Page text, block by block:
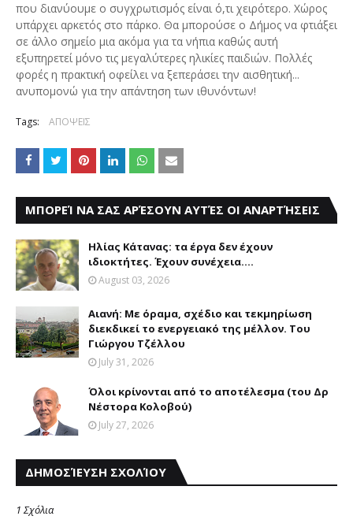
που διανύουμε ο συγχρωτισμός είναι ό,τι χειρότερο. Χώρος
υπάρχει αρκετός στο πάρκο. Θα μπορούσε ο Δήμος να φτιάξει
σε άλλο σημείο μια ακόμα για τα νήπια καθώς αυτή
εξυπηρετεί μόνο τις μεγαλύτερες ηλικίες παιδιών. Πολλές
φορές η πρακτική οφείλει να ξεπεράσει την αισθητική...
ανυπομονώ για την απάντηση των ιθυνόντων!
Tags: ΑΠΟΨΕΙΣ
ΜΠΟΡΕΊ ΝΑ ΣΑΣ ΑΡΈΣΟΥΝ ΑΥΤΈΣ ΟΙ ΑΝΑΡΤΉΣΕΙΣ
Ηλίας Κάτανας: τα έργα δεν έχουν
ιδιοκτήτες. Έχουν συνέχεια....
August 03, 2026
Αιανή: Με όραμα, σχέδιο και τεκμηρίωση
διεκδικεί το ενεργειακό της μέλλον. Του
Γιώργου Τζέλλου
July 31, 2026
Όλοι κρίνονται από το αποτέλεσμα (του Δρ
Νέστορα Κολοβού)
July 27, 2026
ΔΗΜΟΣΊΕΥΣΗ ΣΧΟΛΊΟΥ
1 Σχόλια